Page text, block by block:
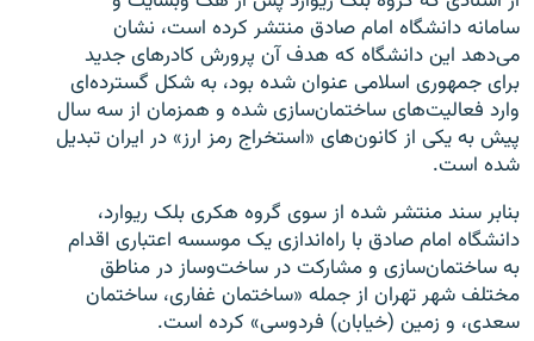
سامانه دانشگاه امام صادق منتشر کرده است، نشان
می‌دهد این دانشگاه که هدف آن پرورش کادرهای جدید
برای جمهوری اسلامی عنوان شده بود، به شکل گسترده‌ای
وارد فعالیت‌های ساختمان‌سازی شده و همزمان از سه سال
پیش به یکی از کانون‌های «استخراج رمز ارز» در ایران تبدیل
شده است.
بنابر سند منتشر شده از سوی گروه هکری بلک ریوارد،
دانشگاه امام صادق با راه‌اندازی یک موسسه اعتباری اقدام
به ساختمان‌سازی و مشارکت در ساخت‌وساز در مناطق
مختلف شهر تهران از جمله «ساختمان غفاری، ساختمان
سعدی، و زمین (خیابان) فردوسی» کرده است.